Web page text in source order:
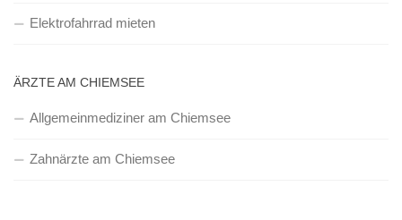
Elektrofahrrad mieten
ÄRZTE AM CHIEMSEE
Allgemeinmediziner am Chiemsee
Zahnärzte am Chiemsee